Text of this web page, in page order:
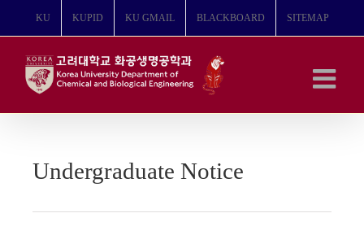
뛰
KU KUPID KU GMAIL BLACKBOARD SITEMAP
Undergraduate Notice